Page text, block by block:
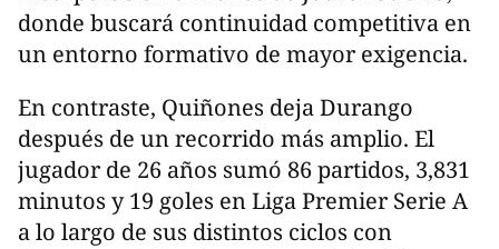
donde buscará continuidad competitiva en
un entorno formativo de mayor exigencia.
En contraste, Quiñones deja Durango
después de un recorrido más amplio. El
jugador de 26 años sumó 86 partidos, 3,831
minutos y 19 goles en Liga Premier Serie A
a lo largo de sus distintos ciclos con